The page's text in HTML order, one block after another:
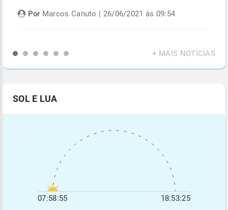
PorMarcos Canuto | 26/06/2021 às 09:54
+ MAIS NOTÍCIAS
SOL E LUA
07:58:55 18:53:25